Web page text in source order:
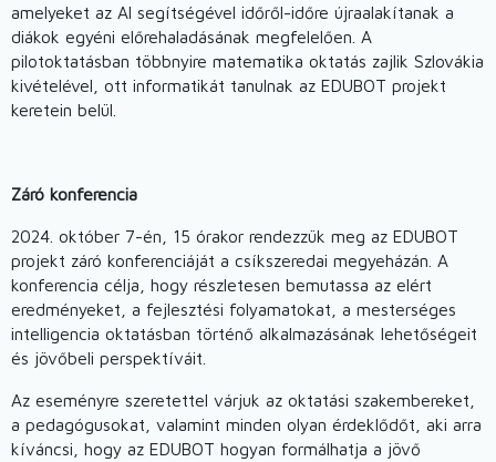
amelyeket az AI segítségével időről-időre újraalakítanak a
diákok egyéni előrehaladásának megfelelően. A
pilotoktatásban többnyire matematika oktatás zajlik Szlovákia
kivételével, ott informatikát tanulnak az EDUBOT projekt
keretein belül.
Záró konferencia
2024. október 7-én, 15 órakor rendezzük meg az EDUBOT
projekt záró konferenciáját a csíkszeredai megyeházán. A
konferencia célja, hogy részletesen bemutassa az elért
eredményeket, a fejlesztési folyamatokat, a mesterséges
intelligencia oktatásban történő alkalmazásának lehetőségeit
és jövőbeli perspektíváit.
Az eseményre szeretettel várjuk az oktatási szakembereket,
a pedagógusokat, valamint minden olyan érdeklődőt, aki arra
kíváncsi, hogy az EDUBOT hogyan formálhatja a jövő